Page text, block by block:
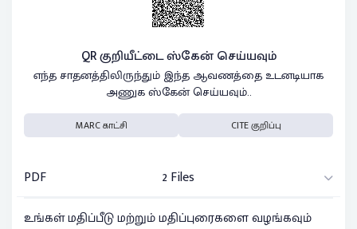
QR குறியீட்டை ஸ்கேன் செய்யவும்
எந்த சாதனத்திலிருந்தும் இந்த ஆவணத்தை உடனடியாக
அணுக ஸ்கேன் செய்யவும்..
MARC காட்சி CITE குறிப்பு
PDF
2 Files
உங்கள் மதிப்பீடு மற்றும் மதிப்புரைகளை வழங்கவும்